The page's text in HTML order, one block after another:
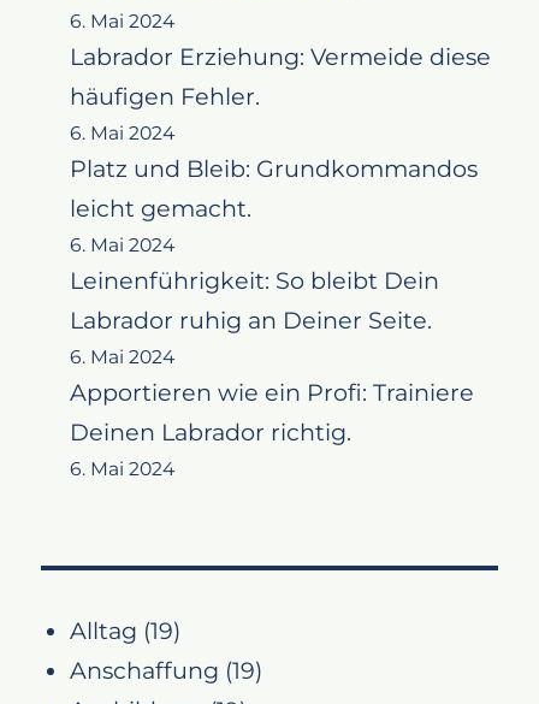
6. Mai 2024
Labrador Erziehung: Vermeide diese
häufigen Fehler.
6. Mai 2024
Platz und Bleib: Grundkommandos
leicht gemacht.
6. Mai 2024
Leinenführigkeit: So bleibt Dein
Labrador ruhig an Deiner Seite.
6. Mai 2024
Apportieren wie ein Profi: Trainiere
Deinen Labrador richtig.
6. Mai 2024
Alltag (19)
Anschaffung (19)